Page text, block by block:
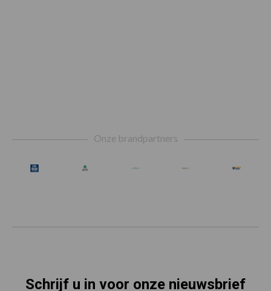
Onze brandpartners
Schrijf u in voor onze nieuwsbrief